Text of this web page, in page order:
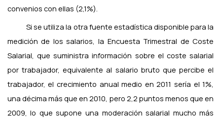
convenios con ellas (2,1%).
Si se utiliza la otra fuente estadística disponible para la
medición de los salarios, la Encuesta Trimestral de Coste
Salarial, que suministra información sobre el coste salarial
por trabajador, equivalente al salario bruto que percibe el
trabajador, el crecimiento anual medio en 2011 sería el 1%,
una décima más que en 2010, pero 2,2 puntos menos que en
2009, lo que supone una moderación salarial mucho más